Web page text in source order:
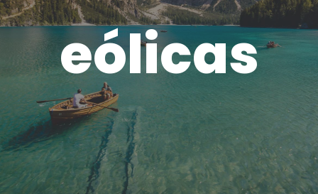
eólicas